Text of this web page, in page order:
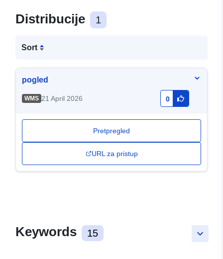
Distribucije 1
Sort
pogled
WMS 21 April 2026 0
Pretpregled
URL za pristup
keyboard_arrow_down
Keywords 15